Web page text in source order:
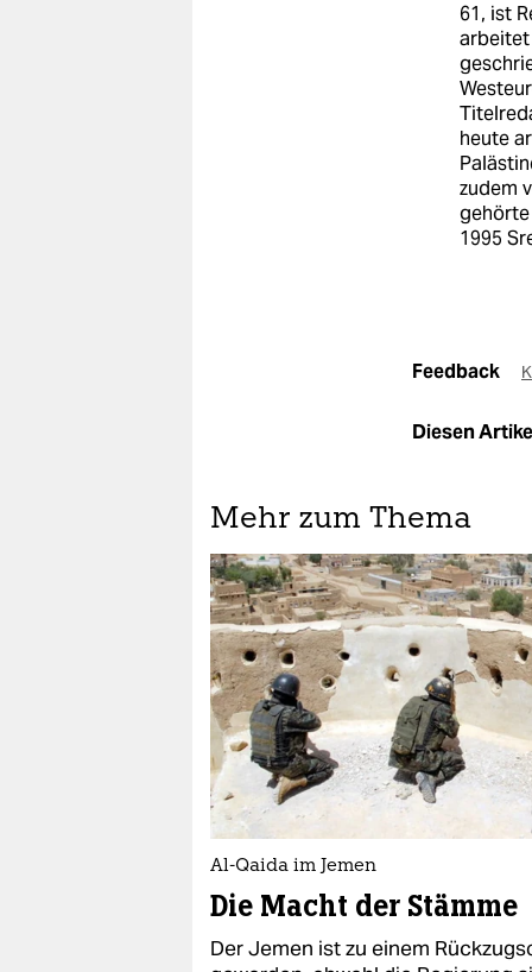
61, ist
arbeitet
heute
zudem
gehörte
1995
Feedback
Diesen
Mehr zum Thema
Al-Qaida im Jemen
Die Macht der Stämme
Der Jemen ist zu einem